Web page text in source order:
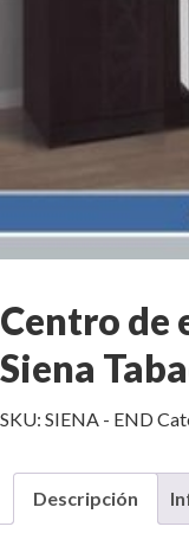
Centro
Siena
SKU: SIENA - END
Descripción